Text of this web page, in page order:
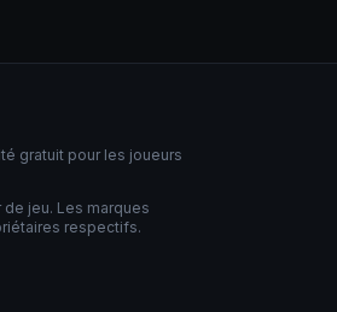
gratuit pour les joueurs
jeu. Les marques
respectifs.